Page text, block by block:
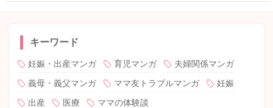
キーワード
妊娠・出産マンガ 育児マンガ
夫婦関係マンガ
義母・義父マンガ
ママ友トラブルマンガ
妊娠
出産
医療 ママの体験談